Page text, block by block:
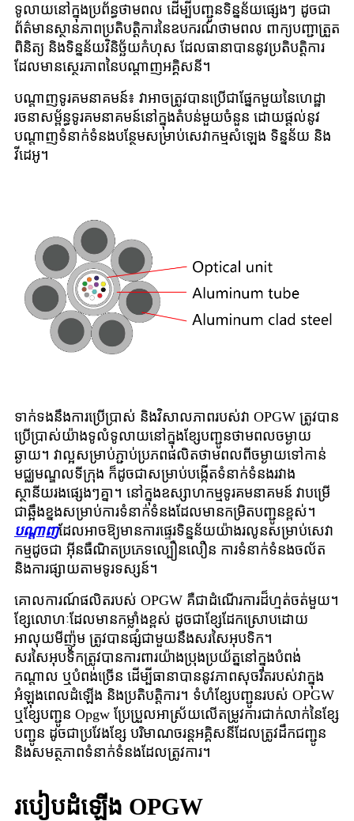
ទូលាយនៅក្នុងប្រព័ន្ធថាមពល ដើម្បីបញ្ជូនទិន្នន័យផ្សេងៗ ដូចជា
ព័ត៌មានស្ថានភាពប្រតិបត្តិការនៃឧបករណ៍ថាមពល ពាក្យបញ្ជាត្រួត
ពិនិត្យ និងទិន្នន័យវិនិច្ឆ័យកំហុស ដែលធានាបាននូវប្រតិបត្តិការ
ដែលមានស្ថេរភាពនៃបណ្តាញអគ្គិសនី។
បណ្តាញទូរគមនាគមន៍៖ វាអាចត្រូវបានប្រើជាផ្នែកមួយនៃហេដ្ឋា
រចនាសម្ព័ន្ធទូរគមនាគមន៍នៅក្នុងតំបន់មួយចំនួន ដោយផ្តល់នូវ
បណ្តាញទំនាក់ទំនងបន្ថែមសម្រាប់សេវាកម្មសំឡេង ទិន្នន័យ និង
វីដេអូ។
ទាក់ទងនឹងការប្រើប្រាស់ និងវិសាលភាពរបស់វា OPGW ត្រូវបាន
ប្រើប្រាស់យ៉ាងទូលំទូលាយនៅក្នុងខ្សែបញ្ជូនថាមពលចម្ងាយ
ឆ្ងាយ។ វាល្អសម្រាប់ភ្ជាប់ប្រភពផលិតថាមពលពីចម្ងាយទៅកាន់
មជ្ឈមណ្ឌលទីក្រុង ក៏ដូចជាសម្រាប់បង្កើតទំនាក់ទំនងរវាង
ស្ថានីយរងផ្សេងៗគ្នា។ នៅក្នុងឧស្សាហកម្មទូរគមនាគមន៍ វាបម្រើ
ជាឆ្អឹងខ្នងសម្រាប់ការទំនាក់ទំនងដែលមានកម្រិតបញ្ជូនខ្ពស់។
បណ្តាញដែលអាចឱ្យមានការផ្ទេរទិន្នន័យយ៉ាងរលូនសម្រាប់សេវា
កម្មដូចជា អ៊ីនធឺណិតប្រភេទល្បឿនលឿន ការទំនាក់ទំនងចល័ត
និងការផ្សាយតាមទូរទស្សន៍។
គោលការណ៍ផលិតរបស់ OPGW គឺជាដំណើរការដ៏ហ្មត់ចត់មួយ។
ខ្សែលោហៈដែលមានកម្លាំងខ្ពស់ ដូចជាខ្សែដែកស្រោបដោយ
អាលុយមីញ៉ូម ត្រូវបានផ្សំជាមួយនឹងសរសៃអុបទិក។
សរសៃអុបទិកត្រូវបានការពារយ៉ាងប្រុងប្រយ័ត្ននៅក្នុងបំពង់
កណ្តាល ឬបំពង់ច្រើន ដើម្បីធានាបាននូវភាពសុចរិតរបស់វាក្នុង
អំឡុងពេលដំឡើង និងប្រតិបត្តិការ។ ទំហំខ្សែបញ្ជូនរបស់ OPGW
ឬខ្សែបញ្ជូន Opgw ប្រែប្រួលអាស្រ័យលើតម្រូវការជាក់លាក់នៃខ្សែ
បញ្ជូន ដូចជាប្រវែងខ្សែ បរិមាណចរន្តអគ្គិសនីដែលត្រូវដឹកជញ្ជូន
និងសមត្ថភាពទំនាក់ទំនងដែលត្រូវការ។
របៀបដំឡើង OPGW